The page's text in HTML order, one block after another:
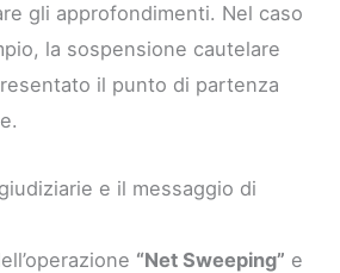
gli approfondimenti. Nel caso
la sospensione cautelare
il punto di partenza
e il messaggio di
“Net Sweeping” e